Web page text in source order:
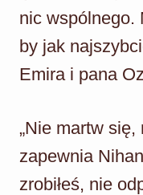
nic wspólnego.
by jak
Emira i pana
„Nie martw się,
zapewnia
zrobiłeś, nie